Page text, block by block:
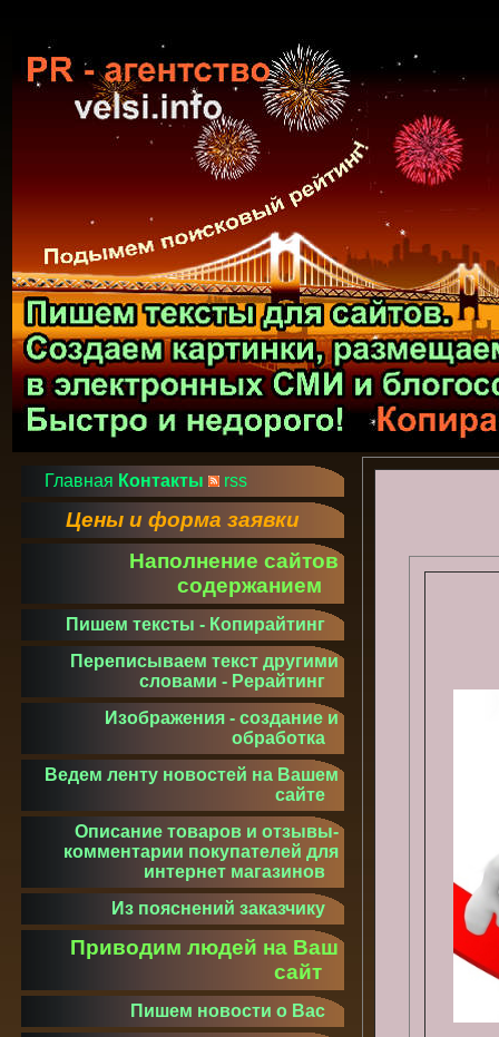
Главная Контакты rss
Цены и форма заявки
Наполнение сайтов
содержанием
Пишем тексты - Копирайтинг
Переписываем текст другими
словами - Рерайтинг
Изображения - создание и
обработка
Ведем ленту новостей на Вашем
сайте
Описание товаров и отзывы-
комментарии покупателей для
интернет магазинов
Из пояснений заказчику
Приводим людей на Ваш
сайт
Пишем новости о Вас